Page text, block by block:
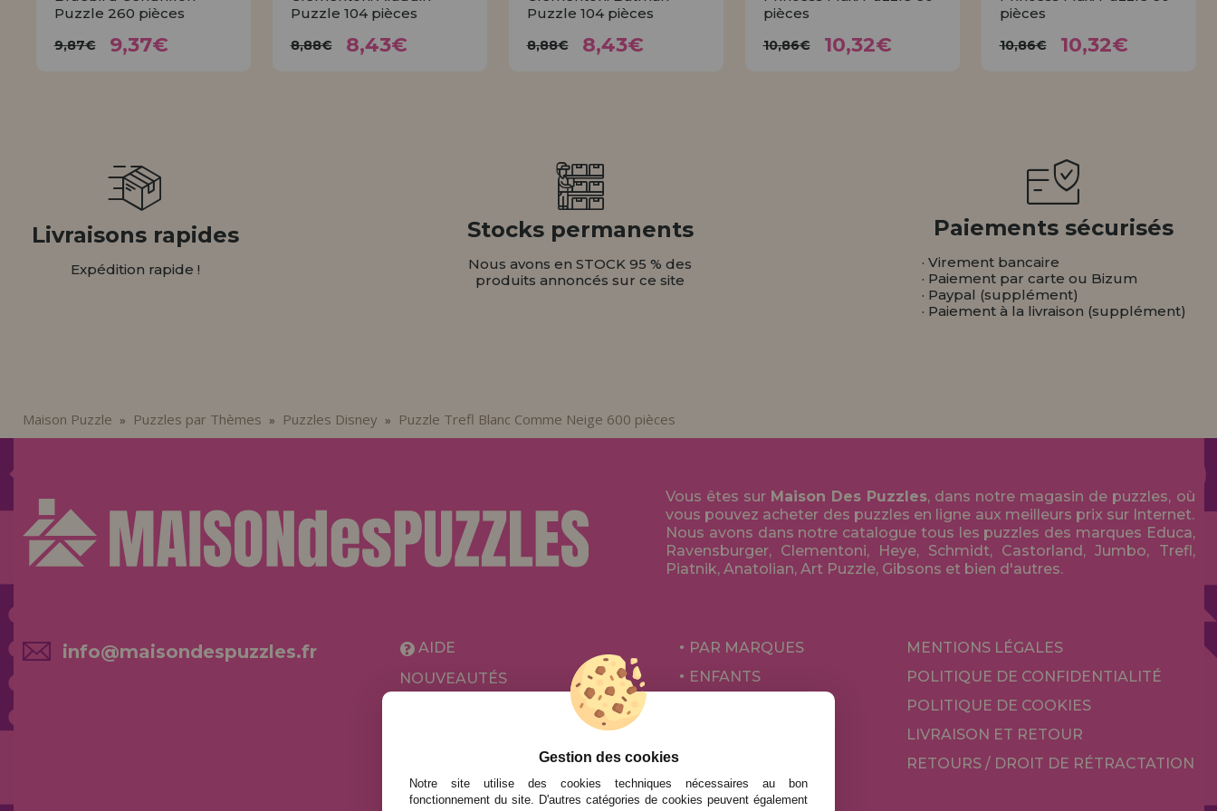
Puzzle 260 pièces
9,87€ 9,37€
Puzzle 104 pièces
8,88€ 8,43€
Puzzle 104 pièces
8,88€ 8,43€
pièces
10,86€ 10,32€
pièces
10,86€ 10,32€
Livraisons rapides
Expédition rapide !
Stocks permanents
Nous avons en STOCK 95 % des
produits annoncés sur ce site
Paiements sécurisés
· Virement bancaire
· Paiement par carte ou Bizum
· Paypal (supplément)
· Paiement à la livraison (supplément)
Maison Puzzle » Puzzles par Thèmes » Puzzles Disney » Puzzle Trefl Blanc Comme Neige 600 pièces
Vous êtes sur Maison Des Puzzles, dans notre magasin de puzzles, où
vous pouvez acheter des puzzles en ligne aux meilleurs prix sur Internet.
Nous avons dans notre catalogue tous les puzzles des marques Educa,
Ravensburger, Clementoni, Heye, Schmidt, Castorland, Jumbo, Trefl,
Piatnik, Anatolian, Art Puzzle, Gibsons et bien d'autres.
info@maisondespuzzles.fr
AIDE
NOUVEAUTÉS
PROMOTIONS ET OFFRES
PAR MARQUES
ENFANTS
JEUX DE SOCIÉTÉ
MENTIONS LÉGALES
POLITIQUE DE CONFIDENTIALITÉ
POLITIQUE DE COOKIES
LIVRAISON ET RETOUR
RETOURS / DROIT DE RÉTRACTATION
Gestion des cookies
Notre site utilise des cookies techniques nécessaires au bon
fonctionnement du site. D'autres catégories de cookies peuvent également